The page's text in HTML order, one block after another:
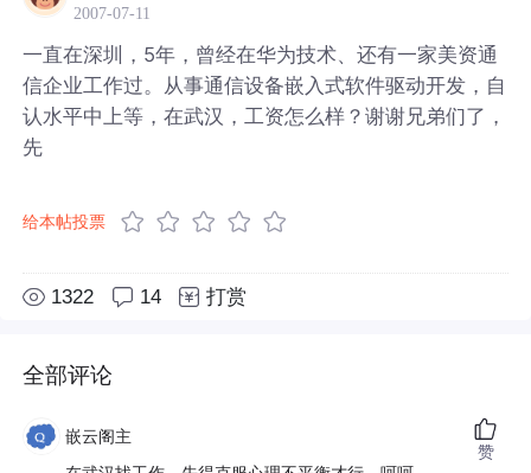
2007-07-11
一直在深圳，5年，曾经在华为技术、还有一家美资通
信企业工作过。从事通信设备嵌入式软件驱动开发，自
认水平中上等，在武汉，工资怎么样？谢谢兄弟们了，
先
给本帖投票
1322 14 打赏
全部评论
嵌云阁主
赞